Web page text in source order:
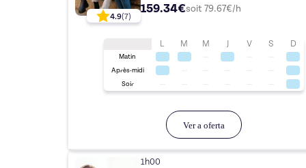
4.9(7)
159.34€soit 79.67€/h
L M M J V S D
Matin
Après-midi
Soir
Ver a oferta
1h00